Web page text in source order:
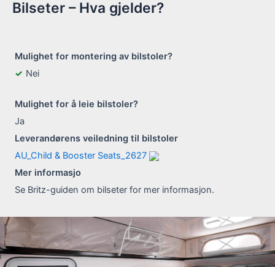
Bilseter – Hva gjelder?
Mulighet for montering av bilstoler?
Nei
Mulighet for å leie bilstoler?
Ja
Leverandørens veiledning til bilstoler
AU_Child & Booster Seats_2627
Mer informasjo
Se Britz-guiden om bilseter for mer informasjon.